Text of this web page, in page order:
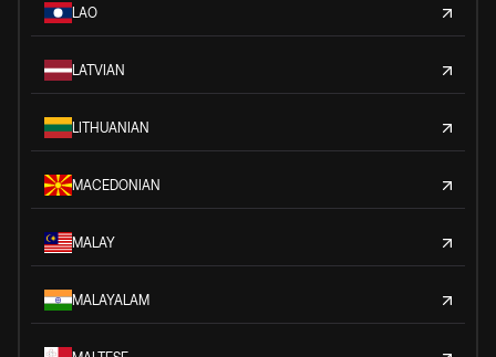
LAO
LATVIAN
LITHUANIAN
MACEDONIAN
MALAY
MALAYALAM